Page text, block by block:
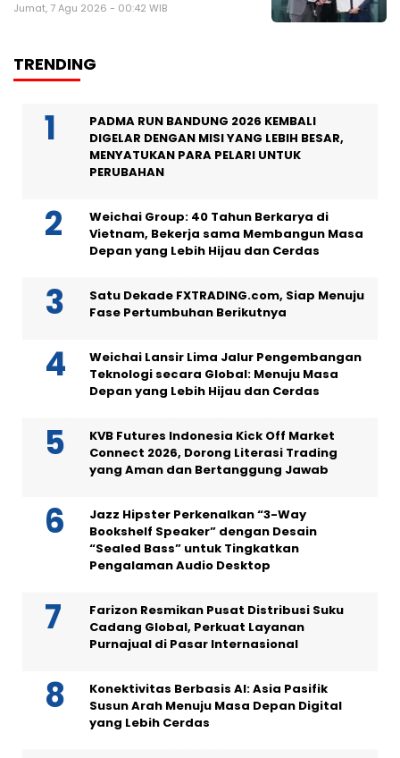
Jumat, 7 Agu 2026 - 00:42 WIB
TRENDING
PADMA RUN BANDUNG 2026 KEMBALI
DIGELAR DENGAN MISI YANG LEBIH BESAR,
MENYATUKAN PARA PELARI UNTUK
PERUBAHAN
Weichai Group: 40 Tahun Berkarya di
Vietnam, Bekerja sama Membangun Masa
Depan yang Lebih Hijau dan Cerdas
Satu Dekade FXTRADING.com, Siap Menuju
Fase Pertumbuhan Berikutnya
Weichai Lansir Lima Jalur Pengembangan
Teknologi secara Global: Menuju Masa
Depan yang Lebih Hijau dan Cerdas
KVB Futures Indonesia Kick Off Market
Connect 2026, Dorong Literasi Trading
yang Aman dan Bertanggung Jawab
Jazz Hipster Perkenalkan “3-Way
Bookshelf Speaker” dengan Desain
“Sealed Bass” untuk Tingkatkan
Pengalaman Audio Desktop
Farizon Resmikan Pusat Distribusi Suku
Cadang Global, Perkuat Layanan
Purnajual di Pasar Internasional
Konektivitas Berbasis AI: Asia Pasifik
Susun Arah Menuju Masa Depan Digital
yang Lebih Cerdas